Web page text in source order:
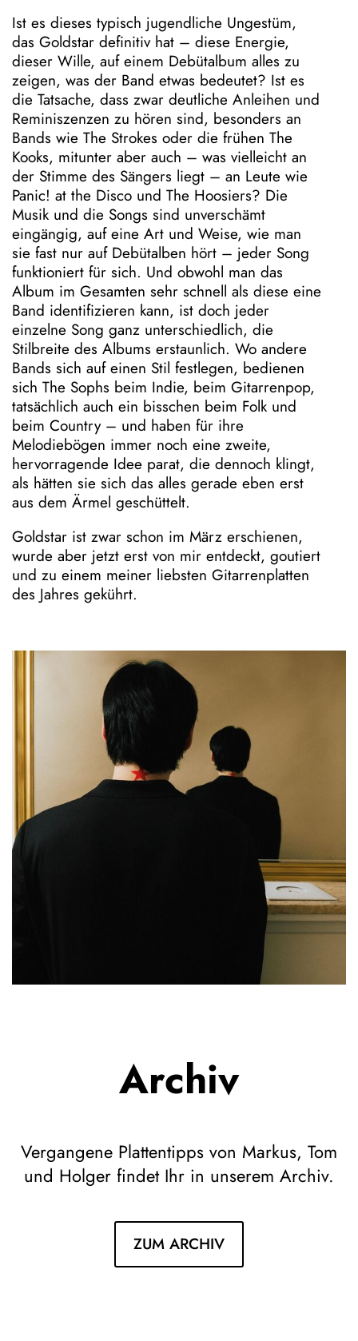
Ist es dieses typisch jugendliche Ungestüm,
das Goldstar definitiv hat – diese Energie,
dieser Wille, auf einem Debütalbum alles zu
zeigen, was der Band etwas bedeutet? Ist es
die Tatsache, dass zwar deutliche Anleihen und
Reminiszenzen zu hören sind, besonders an
Bands wie The Strokes oder die frühen The
Kooks, mitunter aber auch – was vielleicht an
der Stimme des Sängers liegt – an Leute wie
Panic! at the Disco und The Hoosiers? Die
Musik und die Songs sind unverschämt
eingängig, auf eine Art und Weise, wie man
sie fast nur auf Debütalben hört – jeder Song
funktioniert für sich. Und obwohl man das
Album im Gesamten sehr schnell als diese eine
Band identifizieren kann, ist doch jeder
einzelne Song ganz unterschiedlich, die
Stilbreite des Albums erstaunlich. Wo andere
Bands sich auf einen Stil festlegen, bedienen
sich The Sophs beim Indie, beim Gitarrenpop,
tatsächlich auch ein bisschen beim Folk und
beim Country – und haben für ihre
Melodiebögen immer noch eine zweite,
hervorragende Idee parat, die dennoch klingt,
als hätten sie sich das alles gerade eben erst
aus dem Ärmel geschüttelt.
Goldstar ist zwar schon im März erschienen,
wurde aber jetzt erst von mir entdeckt, goutiert
und zu einem meiner liebsten Gitarrenplatten
des Jahres gekührt.
Archiv
Vergangene Plattentipps von Markus, Tom
und Holger findet Ihr in unserem Archiv.
ZUM ARCHIV